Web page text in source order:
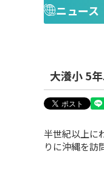
ニュース
大瀁小 5
半世紀以上に
りに沖縄を訪